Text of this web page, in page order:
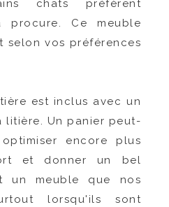
chats préfèrent
procure. Ce meuble
selon vos préférences
est inclus avec un
litière. Un panier peut-
encore plus
et donner un bel
un meuble que nos
lorsqu'ils sont